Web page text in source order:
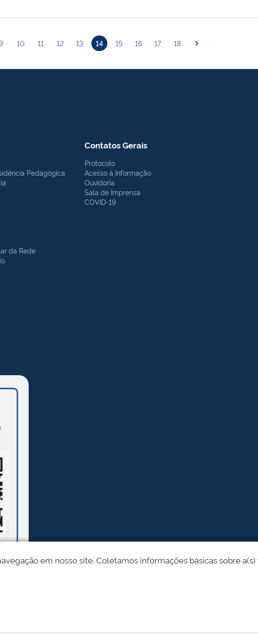
10 11 12 13 14 15 16 17 18
Pedagógica
da Rede
Contatos Gerais
Protocolo
Acesso à Informação
Ouvidoria
Sala de Imprensa
COVID-19
em nosso site. Coletamos informações básicas sobre a(s)